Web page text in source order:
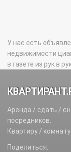
У нас есть
недвижимости
в газете из рук в
Аренда / сдать /
посредников.
Квартиру /
Поделиться: